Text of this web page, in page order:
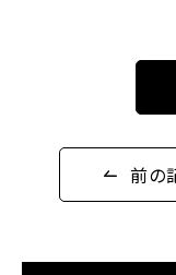
前の